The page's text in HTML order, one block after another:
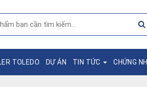
TOLEDO DỰ ÁN TIN TỨC CHỨNG